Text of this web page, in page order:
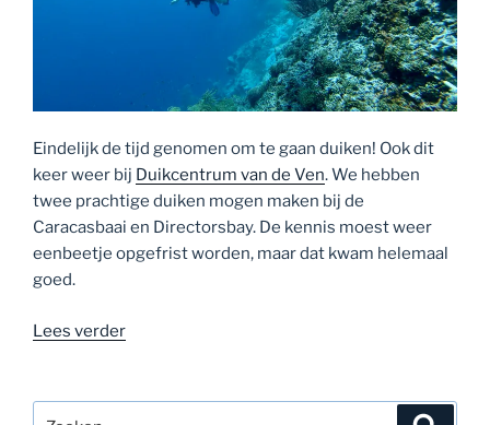
Eindelijk de tijd genomen om te gaan duiken! Ook dit
keer weer bij Duikcentrum van de Ven. We hebben
twee prachtige duiken mogen maken bij de
Caracasbaai en Directorsbay. De kennis moest weer
eenbeetje opgefrist worden, maar dat kwam helemaal
goed.
Lees verder“Review
van